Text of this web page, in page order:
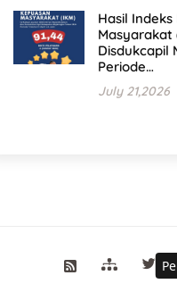
Hasil
Masyarakat
Disdukcapil
Periode…
July 21,2026